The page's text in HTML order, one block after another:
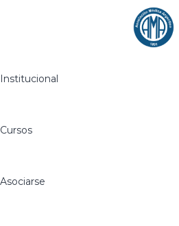
Institucional
Cursos
Asociarse